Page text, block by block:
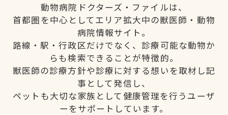
動物病院ドクターズ・ファイルは、
首都圏を中心としてエリア拡大中の獣医師・動物
病院情報サイト。
路線・駅・行政区だけでなく、診療可能な動物か
らも検索できることが特徴的。
獣医師の診療方針や診療に対する想いを取材し記
事として発信し、
ペットも大切な家族として健康管理を行うユーザ
ーをサポートしています。